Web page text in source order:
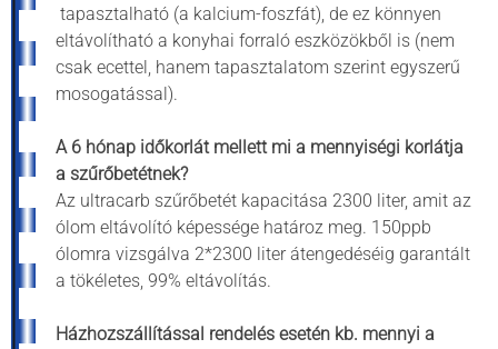
tapasztalható (a kalcium-foszfát), de ez könnyen
eltávolítható a konyhai forraló eszközökből is (nem
csak ecettel, hanem tapasztalatom szerint egyszerű
mosogatással).
A 6 hónap időkorlát mellett mi a mennyiségi korlátja
a szűrőbetétnek?
Az ultracarb szűrőbetét kapacitása 2300 liter, amit az
ólom eltávolító képessége határoz meg. 150ppb
ólomra vizsgálva 2*2300 liter átengedéséig garantált
a tökéletes, 99% eltávolítás.
Házhozszállítással rendelés esetén kb. mennyi a